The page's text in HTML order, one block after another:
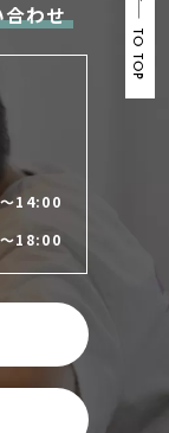
TO TOP
合わせ
14:00
18:00